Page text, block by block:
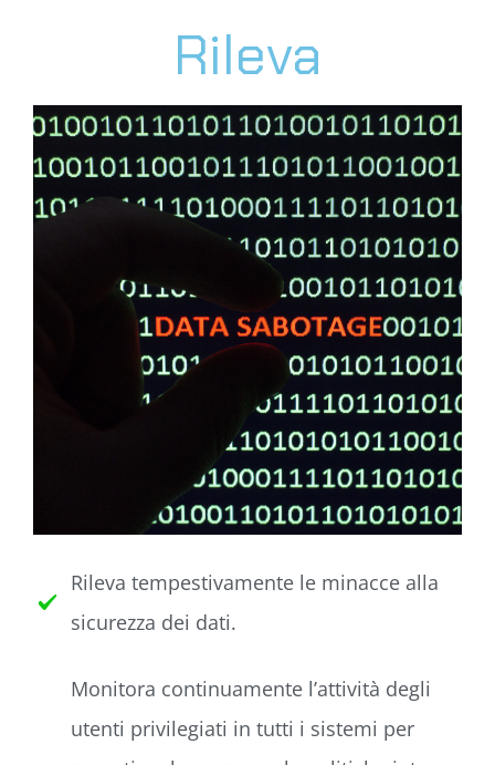
Rileva
Rileva tempestivamente le minacce alla
sicurezza dei dati.
Monitora continuamente l’attività degli
utenti privilegiati in tutti i sistemi per